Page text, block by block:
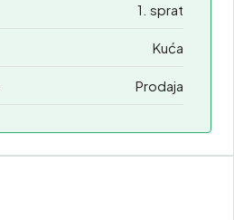
1. sprat
Kuća
Prodaja